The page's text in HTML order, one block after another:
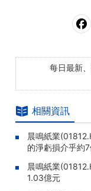
每日最新
相關資訊
晨鳴紙業
的淨虧損介乎約
晨鳴紙業
1.03億元